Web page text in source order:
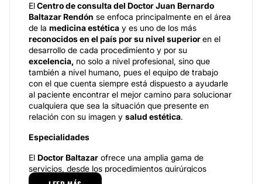
ElCentro de consulta del Doctor Juan Bernardo
Baltazar Rendón se enfoca principalmente en el área
de la medicina estética y es uno de los más
reconocidos en el país por su nivel superioren el
desarrollo de cada procedimiento y por su
excelencia, no solo a nivel profesional, sino que
también a nivel humano, pues el equipo de trabajo
con el que cuenta siempre está dispuesto a ayudarle
al paciente encontrar el mejor camino para solucionar
cualquiera que sea la situación que presente en
relación con su imagen y salud estética.
Especialidades
El Doctor Baltazar ofrece una amplia gama de
servicios, desde los procedimientos quirúrgicos
estéticos, hasta la cirugía reconstructiva. En lo que se